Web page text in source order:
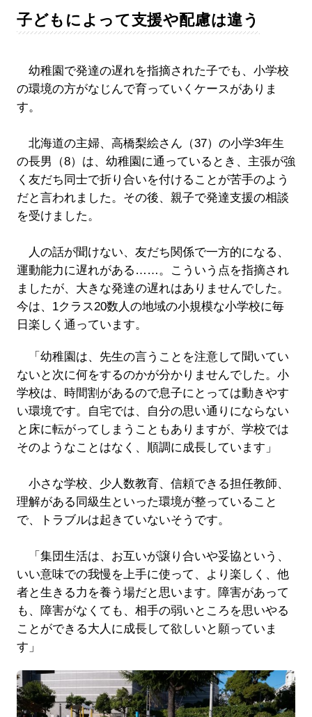
子どもによって支援や配慮は違う
幼稚園で発達の遅れを指摘された子でも、小学校
の環境の方がなじんで育っていくケースがありま
す。
北海道の主婦、高橋梨絵さん（37）の小学3年生
の長男（8）は、幼稚園に通っているとき、主張が強
く友だち同士で折り合いを付けることが苦手のよう
だと言われました。その後、親子で発達支援の相談
を受けました。
人の話が聞けない、友だち関係で一方的になる、
運動能力に遅れがある……。こういう点を指摘され
ましたが、大きな発達の遅れはありませんでした。
今は、1クラス20数人の地域の小規模な小学校に毎
日楽しく通っています。
「幼稚園は、先生の言うことを注意して聞いてい
ないと次に何をするのかが分かりませんでした。小
学校は、時間割があるので息子にとっては動きやす
い環境です。自宅では、自分の思い通りにならない
と床に転がってしまうこともありますが、学校では
そのようなことはなく、順調に成長しています」
小さな学校、少人数教育、信頼できる担任教師、
理解がある同級生といった環境が整っていること
で、トラブルは起きていないそうです。
「集団生活は、お互いが譲り合いや妥協という、
いい意味での我慢を上手に使って、より楽しく、他
者と生きる力を養う場だと思います。障害があって
も、障害がなくても、相手の弱いところを思いやる
ことができる大人に成長して欲しいと願っていま
す」